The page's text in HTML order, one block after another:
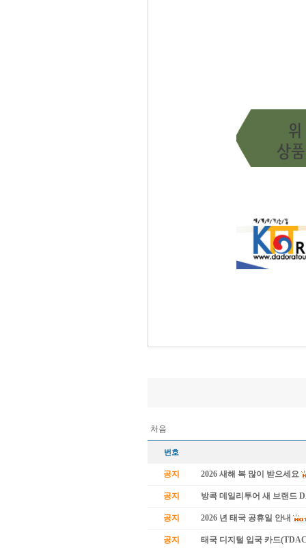
처음
번호
공지 2026 새해 복 많이 받으세요
공지 방콕 데일리투어 새 브랜드
공지 2026 년 태국 공휴일 안내
공지 태국 디지털 입국 카드